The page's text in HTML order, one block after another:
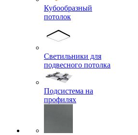
Кубообразный
потолок
Светильники для
подвесного потолка
Подсистема на
профилях